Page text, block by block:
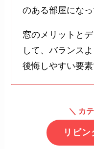
のある部屋になっ
窓のメリットと
して、バランス
後悔しやすい要素
＼ カ
リビン